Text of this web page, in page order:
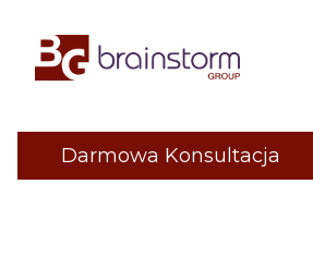
treści
Darmowa Konsultacja